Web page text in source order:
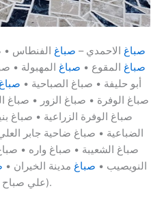
صباغ الاحمدي – صباغ الفنطاس •
صباغ المقوع • صباغ المهبولة •
أبو حليفة • صباغ الصباحية • صباغ
صباغ الوفرة • صباغ الزور • صباغ
صباغ الوفرة الزراعية • صباغ
الضباعية • صباغ ضاحية جابر
صباغ الشعيبة • صباغ واره •
النويصيب • صباغ مدينة الخيران •
علي صباح السالم).